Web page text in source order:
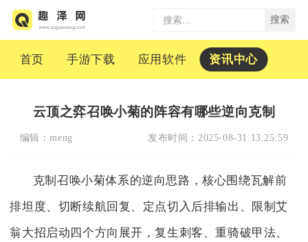
搜索
首页 手游下载 应用软件 资讯中心
云顶之弈召唤小菊的阵容有哪些逆向克制
编辑：meng 发布时间： 2025-08-31 13:25:59
克制召唤小菊体系的逆向思路，核心围绕瓦解前
排坦度、切断续航回复、定点切入后排输出、限制艾
翁大招启动四个方向展开，复生刺客、重骑破甲法、